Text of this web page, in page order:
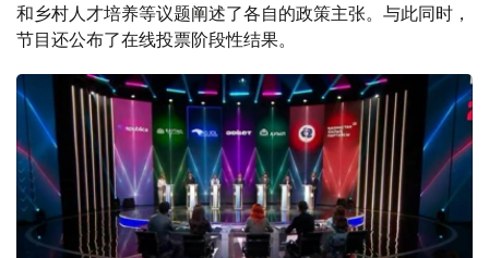
和乡村人才培养等议题阐述了各自的政策主张。与此同时，
节目还公布了在线投票阶段性结果。